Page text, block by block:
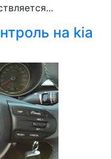
на kia